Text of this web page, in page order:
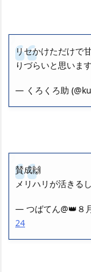
リセかけただけで
りづらいと思います
— くろくろ助
賛成🙌
メリハリが活きる
— つばてん@👑８
24